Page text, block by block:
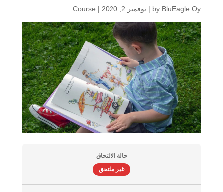
by BluEagle Oy
| نوفمبر 2, 2020 |
Course
حالة الالتحاق
غير ملتحق